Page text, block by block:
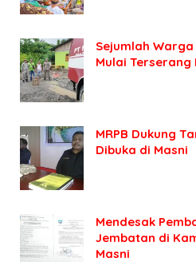
Sejumlah
Mulai Terserang
MRPB Dukung
Dibuka di Masni
Mendesak
Jembatan di
Masni